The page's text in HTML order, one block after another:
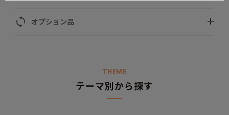
オプション品
THEME
テーマ別から探す